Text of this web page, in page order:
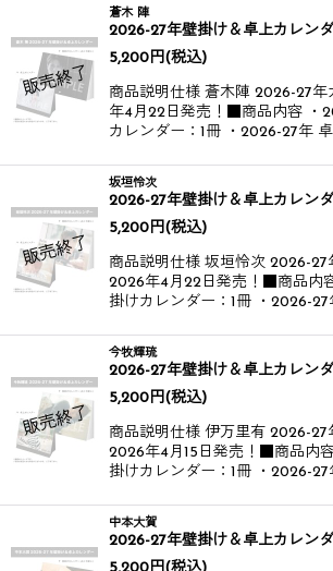
蒼木 陣
2026-27年壁掛け＆卓上カレン
5,200 円(税込)
商品説明仕様 蒼木陣 2026-27年
年4月22日発売！​ ■商品内容 ・
カレンダー：1冊 ・2026-27年
坂垣怜次
2026-27年壁掛け＆卓上カレン
5,200 円(税込)
商品説明仕様 坂垣怜次 2026-27
2026年4月22日発売！​ ■商品内
掛けカレンダー：1冊 ・2026-
今牧輝琉
2026-27年壁掛け＆卓上カレン
5,200 円(税込)
商品説明仕様 伊万里有 2026-27
2026年4月15日発売！​ ■商品内
掛けカレンダー：1冊 ・2026-
中本大賀
2026-27年壁掛け＆卓上カレン